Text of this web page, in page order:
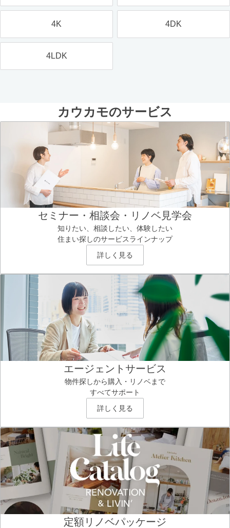
4K 4DK
4LDK
カウカモのサービス
セミナー・相談会・リノベ見学会
知りたい、相談したい、体験したい
住まい探しのサービスラインナップ
詳しく見る
エージェントサービス
物件探しから購入・リノベまで
すべてサポート
詳しく見る
定額リノベパッケージ